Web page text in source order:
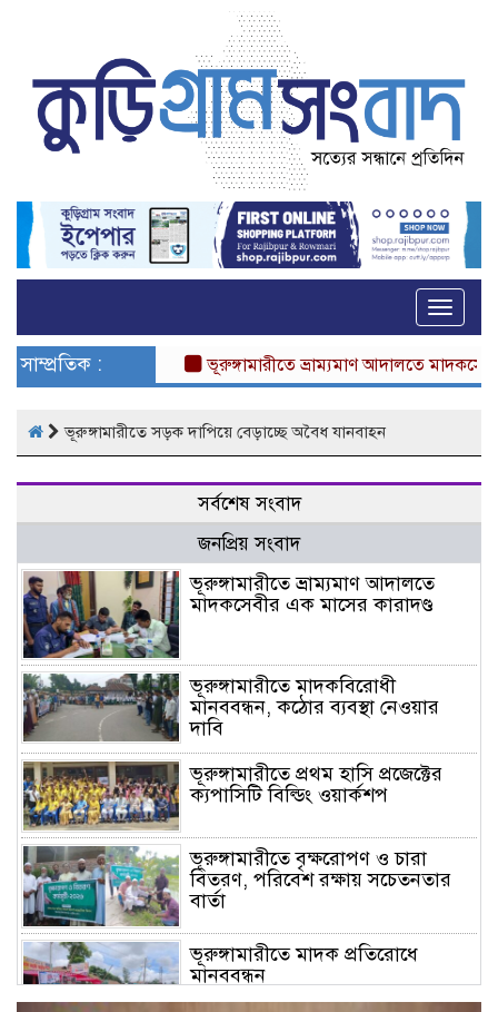
Toggle
সাম্প্রতিক : ভূরুঙ্গামারীতে ভ্রাম্যমাণ আদালতে মাদকসেবীর
ভূরুঙ্গামারীতে সড়ক দাপিয়ে বেড়াচ্ছে অবৈধ যানবাহন
সর্বশেষ সংবাদ
জনপ্রিয় সংবাদ
ভূরুঙ্গামারীতে ভ্রাম্যমাণ আদালতে
মাদকসেবীর এক মাসের কারাদণ্ড
ভূরুঙ্গামারীতে মাদকবিরোধী
মানববন্ধন, কঠোর ব্যবস্থা নেওয়ার
দাবি
ভূরুঙ্গামারীতে প্রথম হাসি প্রজেক্টের
ক্যপাসিটি বিল্ডিং ওয়ার্কশপ
ভূরুঙ্গামারীতে বৃক্ষরোপণ ও চারা
বিতরণ, পরিবেশ রক্ষায় সচেতনতার
বার্তা
ভূরুঙ্গামারীতে মাদক প্রতিরোধে
মানববন্ধন